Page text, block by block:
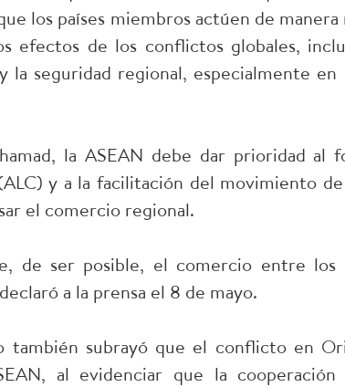
los países miembros actúen de
efectos de los conflictos globales,
la seguridad regional, especialmente
la ASEAN debe dar prioridad
y a la facilitación del movimiento
el comercio regional.
de ser posible, el comercio entre los
a la prensa el 8 de mayo.
también subrayó que el conflicto en
al evidenciar que la